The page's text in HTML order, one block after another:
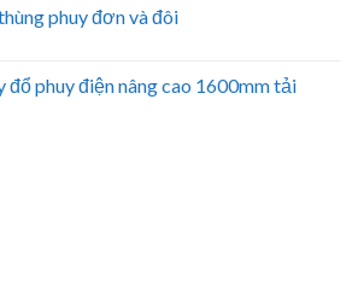
phuy đơn và đôi
đổ phuy điện nâng cao 1600mm tải